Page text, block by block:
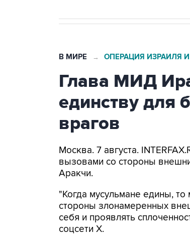
В МИРЕ → ОПЕРАЦИЯ ИЗРАИЛЯ
Глава МИД
единству для
врагов
Москва. 7 августа.
вызовами со стороны
Аракчи.
"Когда мусульмане едины,
стороны злонамеренных
себя и проявлять
соцсети Х.